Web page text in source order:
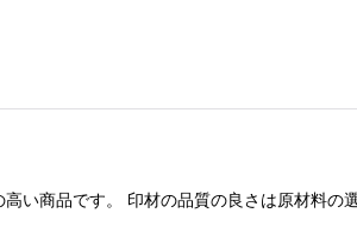
い商品です。 印材の品質の良さは原材料